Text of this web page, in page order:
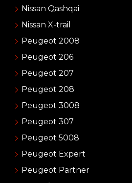
Nissan Qashqai
Nissan X-trail
Peugeot 2008
Peugeot 206
Peugeot 207
Peugeot 208
Peugeot 3008
Peugeot 307
Peugeot 5008
Peugeot Expert
Peugeot Partner